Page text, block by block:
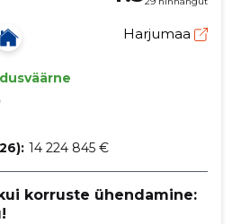
Harjumaa
14 224 845 €
korruste ühendamine: